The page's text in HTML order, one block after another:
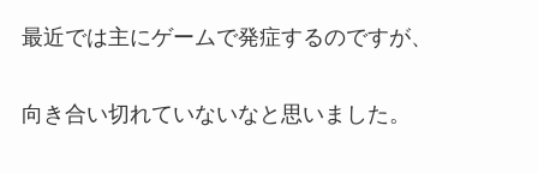
最近では主にゲームで発症するのですが、
向き合い切れていないなと思いました。